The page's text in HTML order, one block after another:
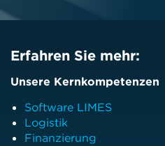
Erfahren Sie mehr:
Unsere Kernkompetenzen
Software LIMES
Logistik
Finanzierung